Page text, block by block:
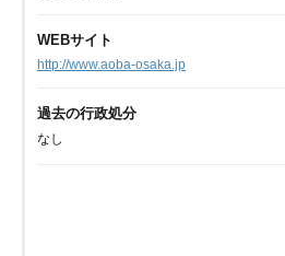
WEBサイト
http://www.aoba-osaka.jp
過去の行政処分
なし